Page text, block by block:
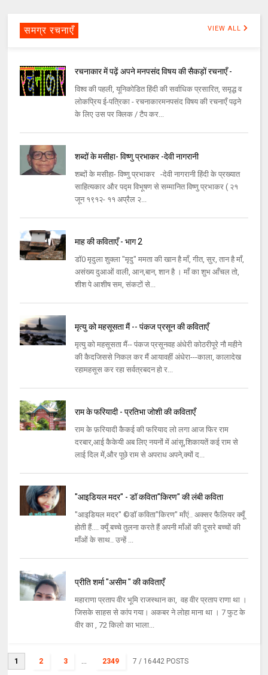
समग्र रचनाएँ VIEW ALL
रचनाकार में पढ़ें अपने मनपसंद विषय की सैकड़ों रचनाएँ -
विश्व की पहली, यूनिकोडित हिंदी की सर्वाधिक प्रसारित, समृद्ध व
लोकप्रिय ई-पत्रिका - रचनाकारमनपसंद विषय की रचनाएँ पढ़ने
के लिए उस पर क्लिक / टैप कर...
शब्दों के मसीहा- विष्णु प्रभाकर -देवी नागरानी
शब्दों के मसीहा- विष्णु प्रभाकर -देवी नागरानी हिंदी के प्रख्यात
साहित्यकार और पद्म विभूषण से सम्मानित विष्णु प्रभाकर ( २१
जून १९१२- ११ अप्रैल २...
माह की कविताएँ - भाग 2
डॉ0 मृदुला शुक्ला "मृदु" ममता की खान है माँ, गीत, सुर, तान है माँ,
असंख्य दुआओं वाली, आन,बान, शान है । माँ का शुभ आँचल तो,
शीश पे आशीष सम, संकटों से...
मृत्यु को महसूसता मैं -- पंकज प्रसून की कविताएँ
मृत्यु को महसूसता मैं-- पंकज प्रसूनवह अंधेरी कोठरीपूरे नौ महीने
की कैदजिससे निकल कर मैं आयावहीं अंधेरा---काला, कालादेख
रहामहसूस कर रहा सर्वत्रबदन हो र...
राम के फरियादी - प्रतिभा जोशी की कविताएँ
राम के फ़रियादी कैकई की फरियाद लो लगा आज फिर राम
दरबार,आई कैकेयी अब लिए नयनों में आंसू,शिकायतें कई राम से
लाई दिल में,और पूछे राम से अपराध अपने,क्यों द...
"आइडियल मदर" - डॉ कविता"किरण" की लंबी कविता
"आइडियल मदर" ©डॉ कविता"किरण" माँएं.. अक्सर फैलियर क्यूँ
होती हैं.... क्यूँ बच्चे तुलना करते हैं अपनी माँओं की दूसरे बच्चों की
माँओं के साथ.. उन्हें ...
प्रीति शर्मा "असीम " की कविताएँ
महाराणा प्रताप वीर भूमि राजस्थान का, वह वीर प्रताप राणा था ।
जिसके साहस से कांप गया। अकबर ने लोहा माना था । 7 फुट के
वीर का , 72 किलो का भाला...
1 2 3 ... 2349 7 / 16442 POSTS